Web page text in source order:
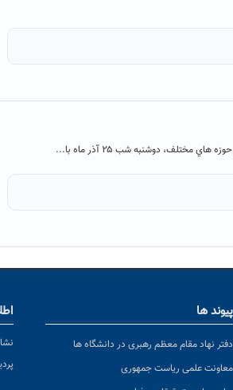
دوشنبه شب ۲۵ آذر ماه با...
پیوند ها
دفتر نهاد مقام معظم رهبری در دانشگاه ها
معاونت علمی ریاست جمهوری